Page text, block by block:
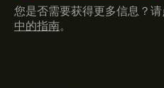
您是否需要获得更多信息？
中的指南。